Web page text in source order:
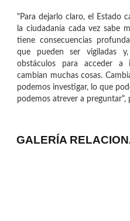
"Para dejarlo claro, el Estado
la ciudadanía cada vez sabe
tiene consecuencias
que pueden ser vigiladas
obstáculos para acceder a
cambian muchas cosas.
podemos investigar, lo que
podemos atrever a preguntar",
GALERÍA